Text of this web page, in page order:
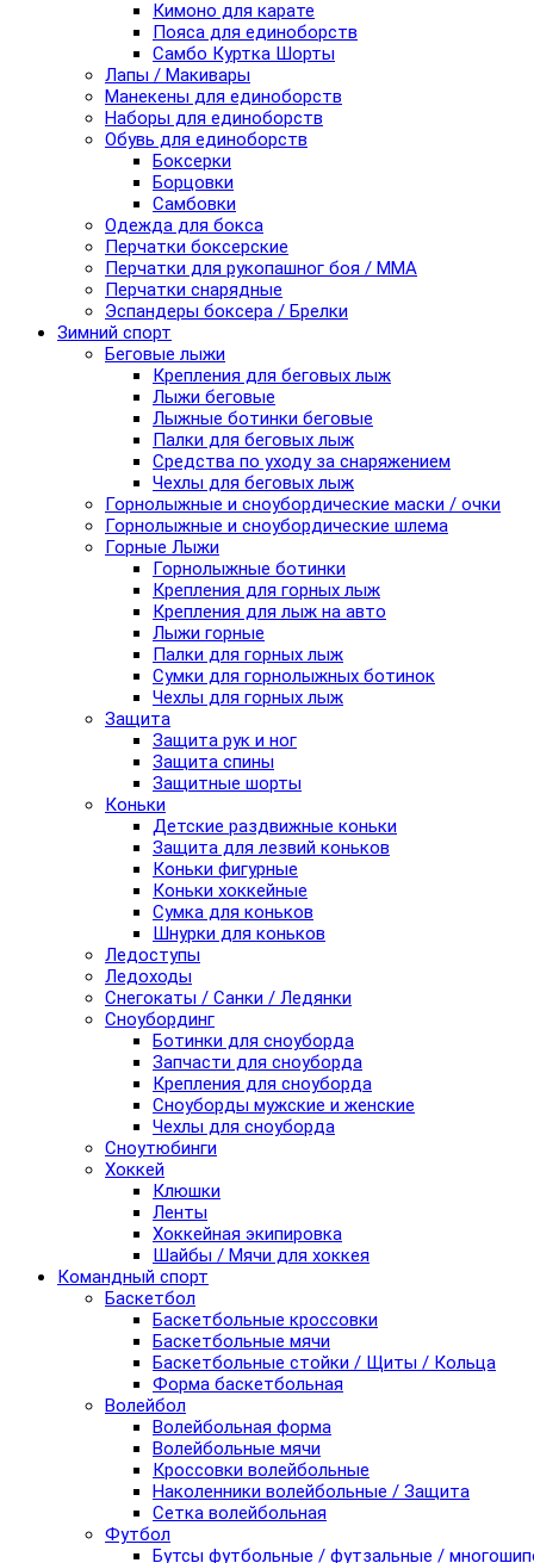
Кимоно для карате
Пояса для единоборств
Самбо Куртка Шорты
Лапы / Макивары
Манекены для единоборств
Наборы для единоборств
Обувь для единоборств
Боксерки
Борцовки
Самбовки
Одежда для бокса
Перчатки боксерские
Перчатки для рукопашног боя / ММА
Перчатки снарядные
Эспандеры боксера / Брелки
Зимний спорт
Беговые лыжи
Крепления для беговых лыж
Лыжи беговые
Лыжные ботинки беговые
Палки для беговых лыж
Средства по уходу за снаряжением
Чехлы для беговых лыж
Горнолыжные и сноубордические маски / очки
Горнолыжные и сноубордические шлема
Горные Лыжи
Горнолыжные ботинки
Крепления для горных лыж
Крепления для лыж на авто
Лыжи горные
Палки для горных лыж
Сумки для горнолыжных ботинок
Чехлы для горных лыж
Защита
Защита рук и ног
Защита спины
Защитные шорты
Коньки
Детские раздвижные коньки
Защита для лезвий коньков
Коньки фигурные
Коньки хоккейные
Сумка для коньков
Шнурки для коньков
Ледоступы
Ледоходы
Снегокаты / Санки / Ледянки
Сноубординг
Ботинки для сноуборда
Запчасти для сноуборда
Крепления для сноуборда
Сноуборды мужские и женские
Чехлы для сноуборда
Сноутюбинги
Хоккей
Клюшки
Ленты
Хоккейная экипировка
Шайбы / Мячи для хоккея
Командный спорт
Баскетбол
Баскетбольные кроссовки
Баскетбольные мячи
Баскетбольные стойки / Щиты / Кольца
Форма баскетбольная
Волейбол
Волейбольная форма
Волейбольные мячи
Кроссовки волейбольные
Наколенники волейбольные / Защита
Сетка волейбольная
Футбол
Бутсы футбольные / футзальные /